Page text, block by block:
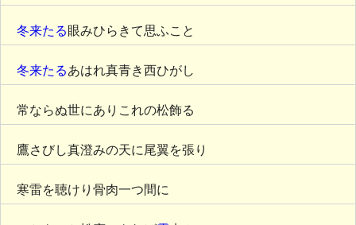
冬来たる 眼みひらきて思ふこと
冬来たるあはれ真青き西ひがし
常ならぬ世にありこれの松飾る
鷹さびし真澄みの天に尾翼を張り
寒雷を聴けり骨肉一つ間に